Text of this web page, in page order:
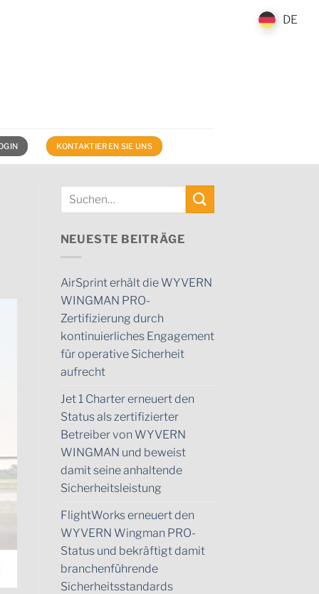
KONTAKTIEREN SIE UNS
NEUESTE BEITRÄGE
AirSprint erhält die WYVERN
WINGMAN PRO-
Zertifizierung durch
kontinuierliches Engagement
für operative Sicherheit
aufrecht
Jet 1 Charter erneuert den
Status als zertifizierter
Betreiber von WYVERN
WINGMAN und beweist
damit seine anhaltende
Sicherheitsleistung
FlightWorks erneuert den
WYVERN Wingman PRO-
Status und bekräftigt damit
branchenführende
Sicherheitsstandards
DE
DE